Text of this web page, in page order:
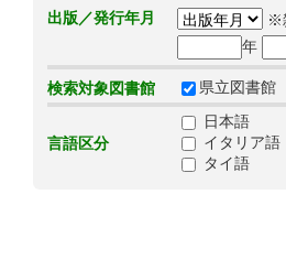
出版／発行年月
※
年
検索対象図書館 県立図書館
言語区分
日本語
イタリア語
タイ語